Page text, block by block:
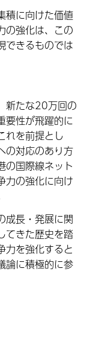
積に向けた価値
の強化は、この
できるものでは
新たな20万回の
要性が飛躍的に
れを前提とし
の対応のあり方
の国際線ネット
力の強化に向け
成長・発展に関
てきた歴史を踏
力を強化すると
論に積極的に参